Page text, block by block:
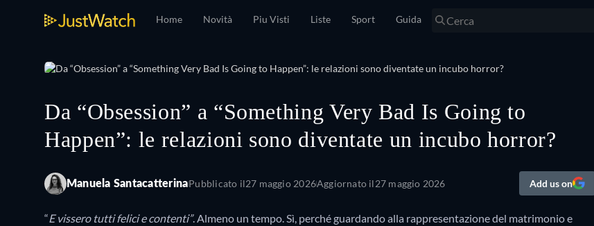
Home Novità Piu Visti Liste Sport Guida
Da “Obsession” a “Something Very Bad Is Going to
Happen”: le relazioni sono diventate un incubo horror?
Manuela SantacatterinaPubblicato il27 maggio 2026Aggiornato il27 maggio 2026 Add us on
“E vissero tutti felici e contenti”. Almeno un tempo. Sì, perché guardando alla rappresentazione del matrimonio e